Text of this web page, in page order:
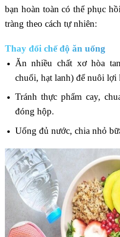
bạn hoàn toàn có thể phục
tràng theo cách tự nhiên:
Thay đổi chế độ ăn uống
Ăn nhiều chất xơ hòa
chuối, hạt lanh) để nuôi lợi
Tránh thực phẩm cay,
đóng hộp.
Uống đủ nước, chia nhỏ